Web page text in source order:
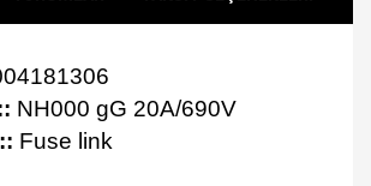
NH000 gG 20A/690V
Fuse link